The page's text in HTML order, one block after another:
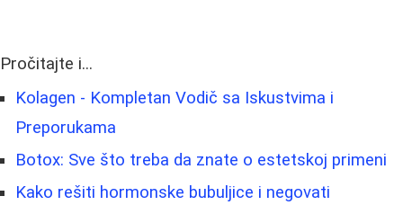
Pročitajte i...
Kolagen - Kompletan Vodič sa Iskustvima i
Preporukama
Botox: Sve što treba da znate o estetskoj primeni
Kako rešiti hormonske bubuljice i negovati